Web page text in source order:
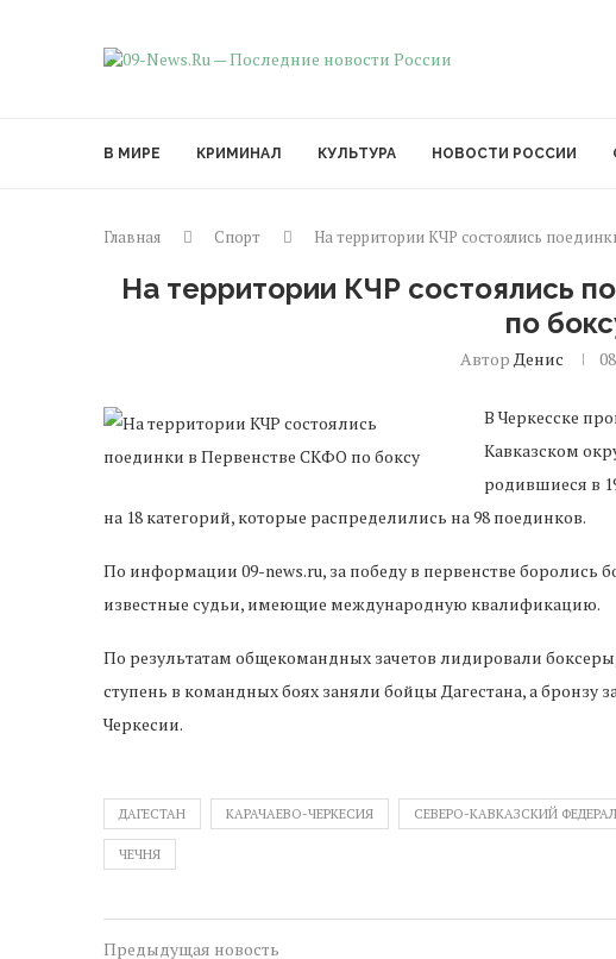
В МИРЕ КРИМИНАЛ КУЛЬТУРА НОВОСТИ РОССИИ
Главная Спорт На территории КЧР состоялись
На территории КЧР состоялись
по
АвторДенис
В Черкесске
Кавказском
родившиеся в
на 18 категорий, которые распределились на 98 поединков.
По информации 09-news.ru, за победу в первенстве боролись
известные судьи, имеющие международную квалификацию.
По результатам общекомандных зачетов лидировали
ступень в командных боях заняли бойцы Дагестана, а бронзу
Черкесии.
ДАГЕСТАН КАРАЧАЕВО-ЧЕРКЕСИЯ СЕВЕРО-КАВКАЗСКИЙ
ЧЕЧНЯ
Предыдущая новость